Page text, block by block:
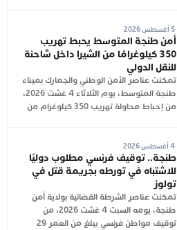
5 أغسطس 2026
أمن طنجة المتوسط يحبط تهريب
350 كيلوغرامًا من الشيرا داخل شاحنة
للنقل الدولي
تمكنت عناصر الأمن الوطني والجمارك بميناء
طنجة المتوسط، يوم الثلاثاء 4 غشت 2026،
من إحباط محاولة تهريب 350 كيلوغرام من
4 أغسطس 2026
طنجة.. توقيف فرنسي مطلوب دوليًا
للاشتباه في تورطه بجريمة قتل في
تولوز
تمكنت عناصر الشرطة القضائية بولاية أمن
طنجة، يومه السبت 4 غشت 2026، من
توقيف مواطن فرنسي يبلغ من العمر 29